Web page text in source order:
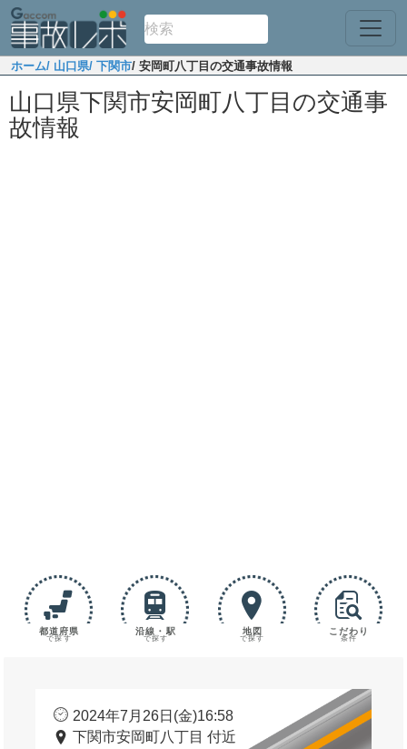
ホーム/ 山口県/ 下関市/ 安岡町八丁目の交通事故情報
山口県下関市安岡町八丁目の交通事
故情報
都道府県
で探す
沿線・駅
で探す
地図
で探す
こだわり
条件
2024年7月26日(金)16:58
下関市安岡町八丁目 付近